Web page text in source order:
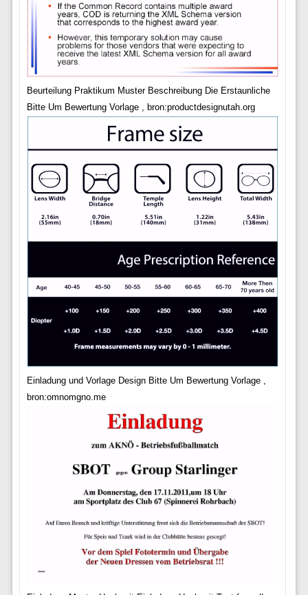
Beurteilung Praktikum Muster Beschreibung Die Erstaunliche
Bitte Um Bewertung Vorlage , bron:productdesignutah.org
Einladung und Vorlage Design Bitte Um Bewertung Vorlage ,
bron:omnomgno.me